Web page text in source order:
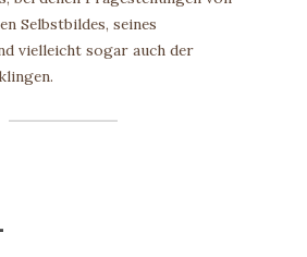
Selbstbildes, seines
vielleicht sogar auch der